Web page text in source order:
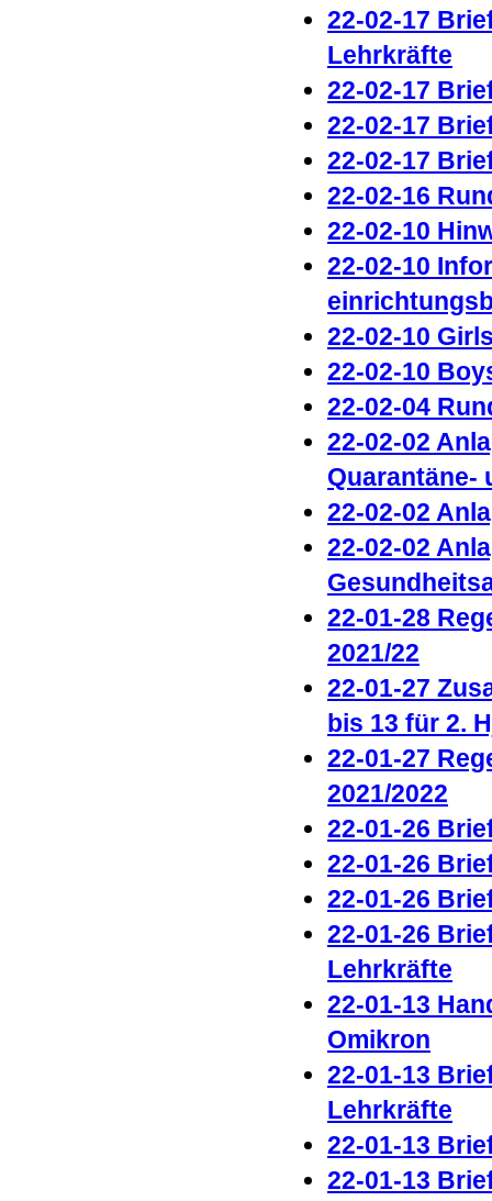
22-02-17
Lehrkräfte
22-02-17
22-02-17
22-02-17
22-02-16
22-02-10
22-02-10
22-02-10
22-02-10
22-02-04
22-02-02
Quarantäne-
22-02-02
22-02-02
22-01-28
2021/22
22-01-27
bis 13 für 2.
22-01-27
2021/2022
22-01-26
22-01-26
22-01-26
22-01-26
Lehrkräfte
22-01-13
Omikron
22-01-13
Lehrkräfte
22-01-13
22-01-13